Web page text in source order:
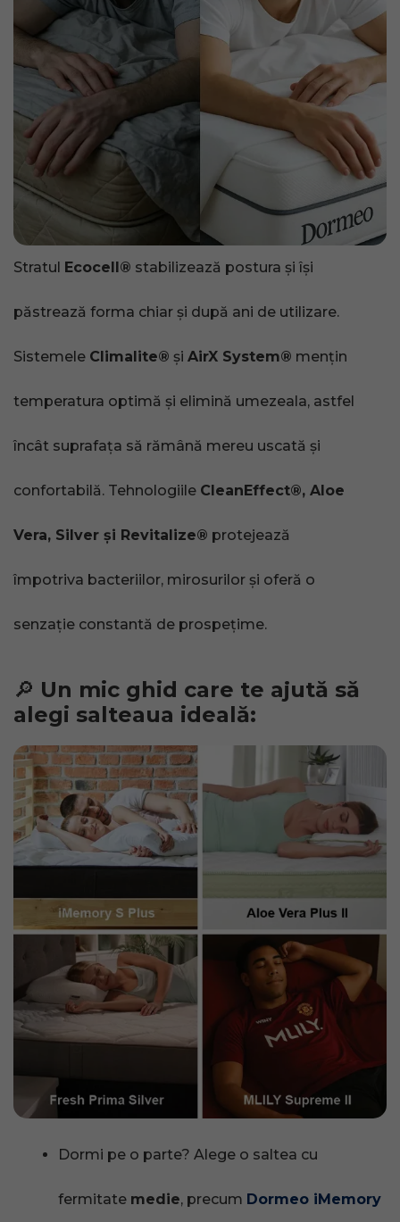
Stratul Ecocell® stabilizează postura și își
păstrează forma chiar și după ani de utilizare.
Sistemele Climalite® și AirX System® mențin
temperatura optimă și elimină umezeala, astfel
încât suprafața să rămână mereu uscată și
confortabilă. Tehnologiile CleanEffect®, Aloe
Vera, Silver și Revitalize® protejează
împotriva bacteriilor, mirosurilor și oferă o
senzație constantă de prospețime.
🔎 Un mic ghid care te ajută să
alegi salteaua ideală:
Dormi pe o parte? Alege o saltea cu
fermitate medie, precum Dormeo iMemory